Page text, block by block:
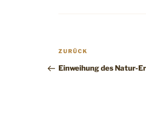
Vorheriger
ZURÜCK
Einweihung des Natur-